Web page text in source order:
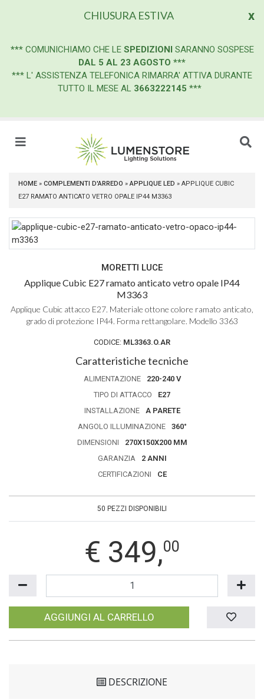
x
CHIUSURA ESTIVA
*** COMUNICHIAMO CHE LE SPEDIZIONI SARANNO SOSPESE
DAL 5 AL 23 AGOSTO ***
*** L' ASSISTENZA TELEFONICA RIMARRA' ATTIVA DURANTE
TUTTO IL MESE AL 3663222145 ***
HOME » COMPLEMENTI D'ARREDO »APPLIQUE LED » APPLIQUE CUBIC
E27 RAMATO ANTICATO VETRO OPALE IP44 M3363
MORETTI LUCE
Applique Cubic E27 ramato anticato vetro opale IP44
M3363
Applique Cubic attacco E27. Materiale ottone colore ramato anticato,
grado di protezione IP44. Forma rettangolare. Modello 3363
CODICE: ML3363.O.AR
Caratteristiche tecniche
ALIMENTAZIONE
220-240 V
TIPO DI ATTACCO
E27
INSTALLAZIONE
A PARETE
ANGOLO ILLUMINAZIONE
360°
DIMENSIONI
270X150X200 MM
GARANZIA
2 ANNI
CERTIFICAZIONI
CE
50 PEZZI DISPONIBILI
€ 349,00
AGGIUNGI AL CARRELLO
DESCRIZIONE